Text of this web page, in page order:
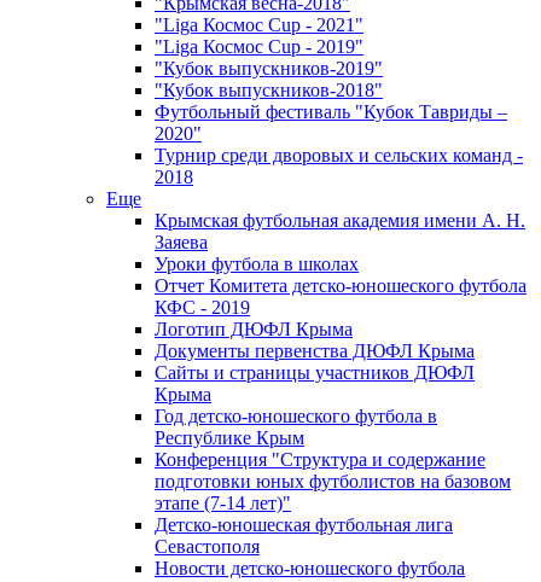
"Liga Космос Cup - 2021"
"Liga Космос Cup - 2019"
"Кубок выпускников-2019"
"Кубок выпускников-2018"
Футбольный фестиваль "Кубок Тавриды –
2020"
Турнир среди дворовых и сельских команд -
2018
Еще
Крымская футбольная академия имени А. Н.
Заяева
Уроки футбола в школах
Отчет Комитета детско-юношеского футбола
КФС - 2019
Логотип ДЮФЛ Крыма
Документы первенства ДЮФЛ Крыма
Сайты и страницы участников ДЮФЛ
Крыма
Год детско-юношеского футбола в
Республике Крым
Конференция "Структура и содержание
подготовки юных футболистов на базовом
этапе (7-14 лет)"
Детско-юношеская футбольная лига
Севастополя
Новости детско-юношеского футбола